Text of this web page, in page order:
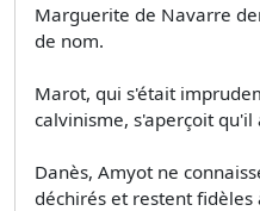
Marguerite de Navarre
de nom.
Marot, qui s'était
calvinisme, s'aperçoit
Danès, Amyot ne
déchirés et restent